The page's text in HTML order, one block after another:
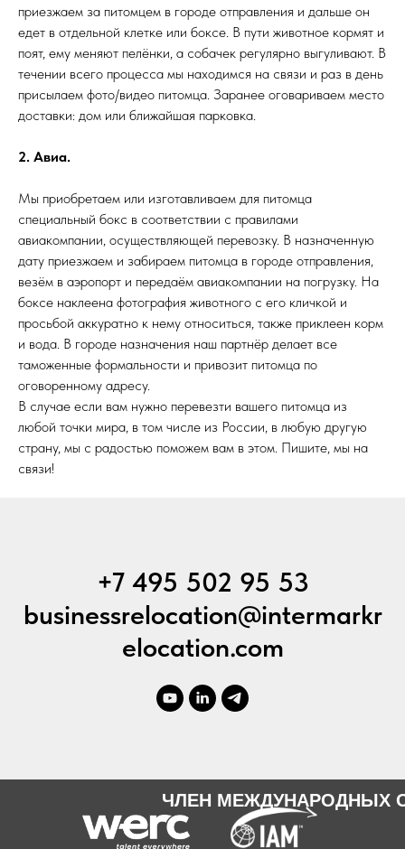
приезжаем за питомцем в городе отправления и дальше он
едет в отдельной клетке или боксе. В пути животное кормят и
поят, ему меняют пелёнки, а собачек регулярно выгуливают. В
течении всего процесса мы находимся на связи и раз в день
присылаем фото/видео питомца. Заранее оговариваем место
доставки: дом или ближайшая парковка.
2. Авиа.
Мы приобретаем или изготавливаем для питомца
специальный бокс в соответствии с правилами
авиакомпании, осуществляющей перевозку. В назначенную
дату приезжаем и забираем питомца в городе отправления,
везём в аэропорт и передаём авиакомпании на погрузку. На
боксе наклеена фотография животного с его кличкой и
просьбой аккуратно к нему относиться, также приклеен корм
и вода. В городе назначения наш партнёр делает все
таможенные формальности и привозит питомца по
оговоренному адресу.
В случае если вам нужно перевезти вашего питомца из
любой точки мира, в том числе из России, в любую другую
страну, мы с радостью поможем вам в этом. Пишите, мы на
связи!
+7 495 502 95 53
businessrelocation@intermarkr
elocation.com
ЧЛЕН МЕЖДУНАРОДНЫХ